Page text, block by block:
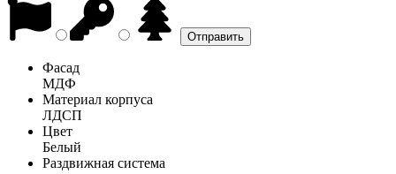
Фасад
МДФ
Материал корпуса
ЛДСП
Цвет
Белый
Раздвижная система